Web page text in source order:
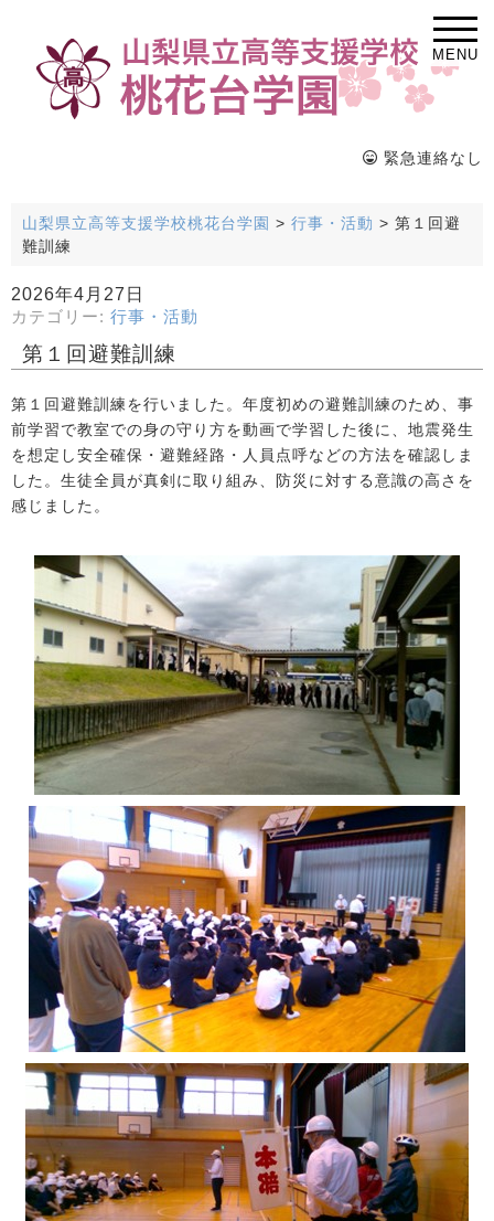
MENU
緊急連絡なし
山梨県立高等支援学校桃花台学園 > 行事・活動 > 第１回避
難訓練
2026年4月27日
カテゴリー: 行事・活動
第１回避難訓練
第１回避難訓練を行いました。年度初めの避難訓練のため、事
前学習で教室での身の守り方を動画で学習した後に、地震発生
を想定し安全確保・避難経路・人員点呼などの方法を確認しま
した。生徒全員が真剣に取り組み、防災に対する意識の高さを
感じました。